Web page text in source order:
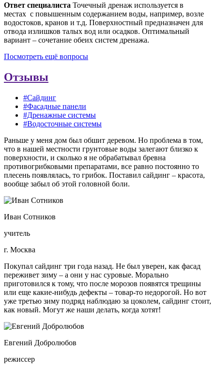
Ответ специалиста Точечный дренаж используется в
местах с повышенным содержанием воды, например, возле
водостоков, кранов и т.д. Поверхностный предназначен для
отвода излишков талых вод или осадков. Оптимальный
вариант – сочетание обеих систем дренажа.
Посмотреть ещё вопросы
Отзывы
#Сайдинг
#Фасадные панели
#Дренажные системы
#Водосточные системы
Раньше у меня дом был обшит деревом. Но проблема в том,
что в нашей местности грунтовые воды залегают близко к
поверхности, и сколько я не обрабатывал бревна
противогрибковыми препаратами, все равно постоянно то
плесень появлялась, то грибок. Поставил сайдинг – красота,
вообще забыл об этой головной боли.
Иван Сотников
учитель
г. Москва
Покупал сайдинг три года назад. Не был уверен, как фасад
переживет зиму – а они у нас суровые. Морально
приготовился к тому, что после морозов появятся трещины
или еще какие-нибудь дефекты – товар-то недорогой. Но вот
уже третью зиму подряд наблюдаю за цоколем, сайдинг стоит,
как новый. Могут же наши делать, когда хотят!
Евгений Добролюбов
режиссер